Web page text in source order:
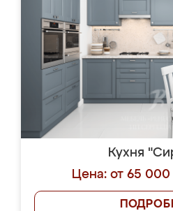
Кухня
Цена: от 65 000